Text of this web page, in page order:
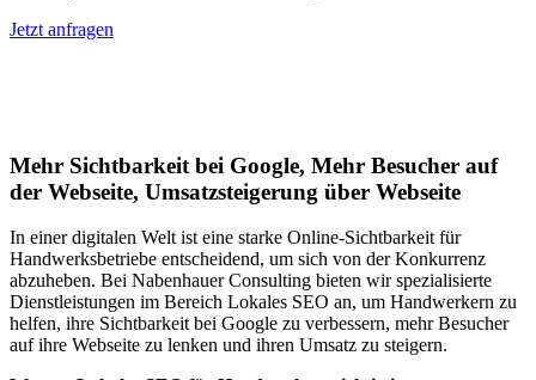
Jetzt anfragen
Mehr Sichtbarkeit bei Google, Mehr Besucher auf
der Webseite, Umsatzsteigerung über Webseite
In einer digitalen Welt ist eine starke Online-Sichtbarkeit für
Handwerksbetriebe entscheidend, um sich von der Konkurrenz
abzuheben. Bei Nabenhauer Consulting bieten wir spezialisierte
Dienstleistungen im Bereich Lokales SEO an, um Handwerkern zu
helfen, ihre Sichtbarkeit bei Google zu verbessern, mehr Besucher
auf ihre Webseite zu lenken und ihren Umsatz zu steigern.